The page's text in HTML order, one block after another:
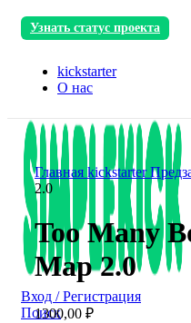
Узнать статус проекта
kickstarter
О нас
Вход / Регистрация
Поиск
Главная kickstarter
2.0
Too Many
Map 2.0
1300,00 ₽